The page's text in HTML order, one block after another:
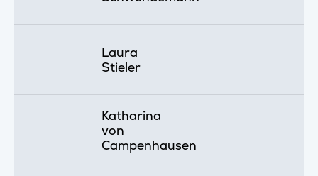
Laura
Stieler
Katharina
von
Campenhausen